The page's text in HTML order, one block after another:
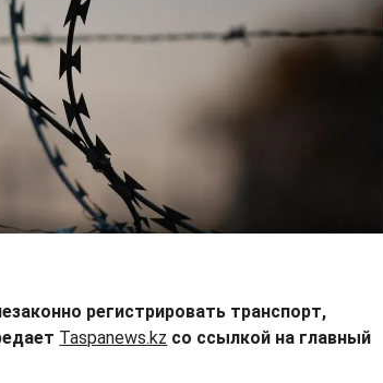
регистрировать транспорт,
Taspanews.kz со ссылкой на главный